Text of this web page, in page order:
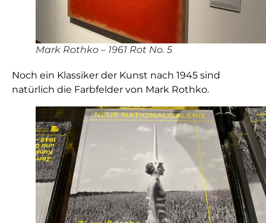
Mark Rothko – 1961 Rot No. 5
Noch ein Klassiker der Kunst nach 1945 sind
natürlich die Farbfelder von Mark Rothko.